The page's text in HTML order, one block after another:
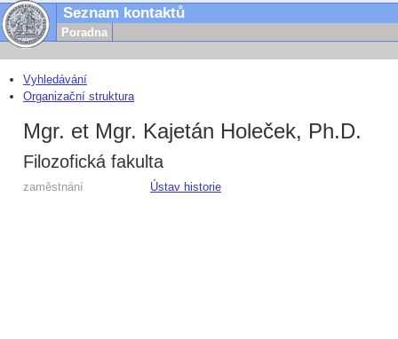
Seznam kontaktů
Poradna
Vyhledávání
Organizační struktura
Mgr. et Mgr. Kajetán Holeček, Ph.D.
Filozofická fakulta
zaměstnání Ústav historie